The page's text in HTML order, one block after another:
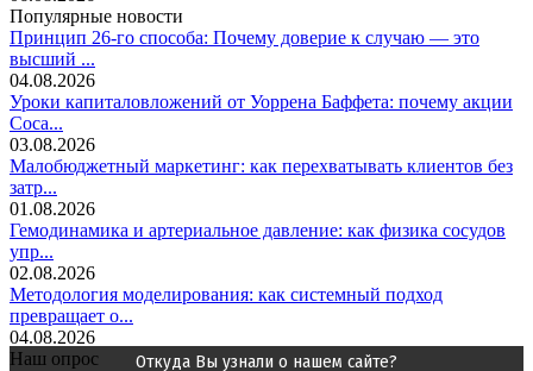
Популярные новости
Принцип 26-го способа: Почему доверие к случаю — это
высший ...
04.08.2026
Уроки капиталовложений от Уоррена Баффета: почему акции
Coca...
03.08.2026
Малобюджетный маркетинг: как перехватывать клиентов без
затр...
01.08.2026
Гемодинамика и артериальное давление: как физика сосудов
упр...
02.08.2026
Методология моделирования: как системный подход
превращает о...
04.08.2026
Наш опрос
Откуда Вы узнали о нашем сайте?